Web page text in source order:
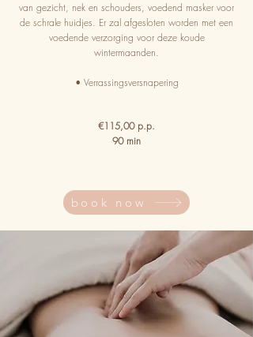
van gezicht, nek en schouders, voedend masker voor
de schrale huidjes. Er zal afgesloten worden met een
voedende verzorging voor deze koude
wintermaanden.
• Verrassingsversnapering
€115,00 p.p.
90 min
book now